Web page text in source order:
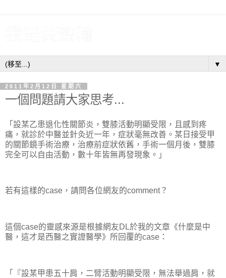
▼
2011年2月12日 星期六
一個問題請大家思考...
「設某乙患退化性關節炎，雙膝活動明顯受限，且感到疼
痛，就診於中醫並針灸近一年，症狀毫無改善。某日接受甲
的關節鏡手術治療，治療前症狀依舊，手術一個月後，雙膝
完全可以自由活動，數十年皆無再發現象。」
若有這樣的case，請問各位網友的comment？
這個case的靈感來源是根據網友DL於我的文章《什麼是中
醫，這才是西醫之實證醫學》所回覆的case：
「『設某甲患五十肩，二臂活動明顯受限，無法舉過肩，就